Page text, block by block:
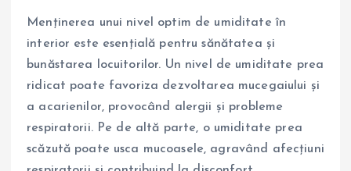
Menținerea unui nivel optim de umiditate în
interior este esențială pentru sănătatea și
bunăstarea locuitorilor. Un nivel de umiditate prea
ridicat poate favoriza dezvoltarea mucegaiului și
a acarienilor, provocând alergii și probleme
respiratorii. Pe de altă parte, o umiditate prea
scăzută poate usca mucoasele, agravând afecțiuni